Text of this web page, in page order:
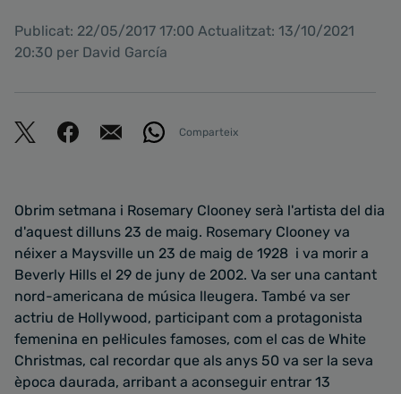
Publicat: 22/05/2017 17:00 Actualitzat: 13/10/2021
20:30 per David García
Comparteix
Obrim setmana i Rosemary Clooney serà l'artista del dia
d'aquest dilluns 23 de maig. Rosemary Clooney va
néixer a Maysville un 23 de maig de 1928 i va morir a
Beverly Hills el 29 de juny de 2002. Va ser una cantant
nord-americana de música lleugera. També va ser
actriu de Hollywood, participant com a protagonista
femenina en pel·licules famoses, com el cas de White
Christmas, cal recordar que als anys 50 va ser la seva
època daurada, arribant a aconseguir entrar 13